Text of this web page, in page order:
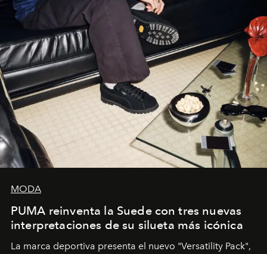
MODA
PUMA reinventa la Suede con tres nuevas
interpretaciones de su silueta más icónica
La marca deportiva presenta el nuevo "Versatility Pack",